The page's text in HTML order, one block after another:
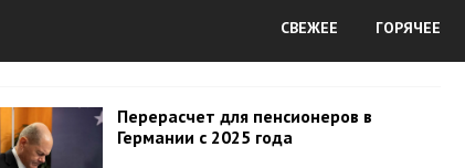
СВЕЖЕЕ ГОРЯЧЕЕ
Перерасчет для пенсионеров в
Германии с 2025 года